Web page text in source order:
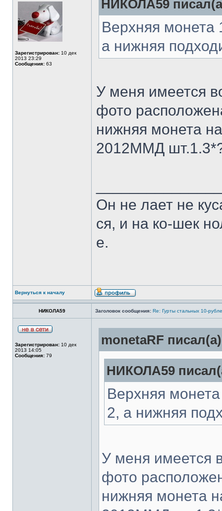
Зарегистрирован: 10 дек
2013 23:29
Сообщения: 63
НИКОЛА59
Верхняя монета
а нижняя
У меня имеется
фото
нижняя монета
2012ММД
Он не лает не
ся, и на ко-шек
е.
Вернуться к началу
НИКОЛА59 Заголовок сообщения: Re: Гурты стальных 10-
Зарегистрирован: 10 дек
2013 14:05
Сообщения: 79
monetaRF
НИКОЛА59
Верхняя
2, а нижняя
У меня имеется
фото
нижняя монета